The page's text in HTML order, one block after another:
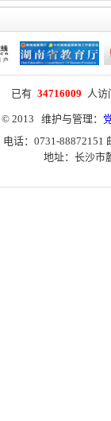
已有 34716009 人
2013 维护与管理：
电话：0731-88872151
地址：长沙市